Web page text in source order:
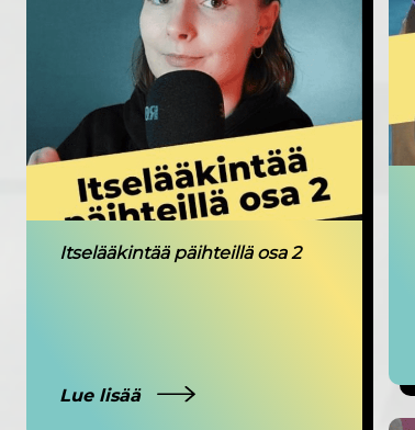
Itselääkintää päihteillä osa 2
Lue lisää